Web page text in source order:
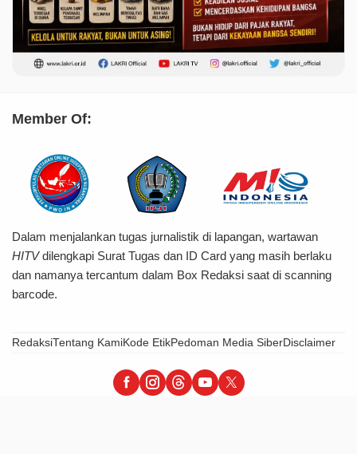
Member Of:
Dalam menjalankan tugas jurnalistik di lapangan, wartawan
HITVdilengkapi Surat Tugas dan ID Card yang masih berlaku
dan namanya tercantum dalam Box Redaksi saat di scanning
barcode.
RedaksiTentang KamiKode EtikPedoman Media SiberDisclaimer